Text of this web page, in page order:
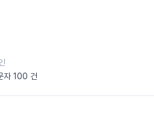
자 100 건